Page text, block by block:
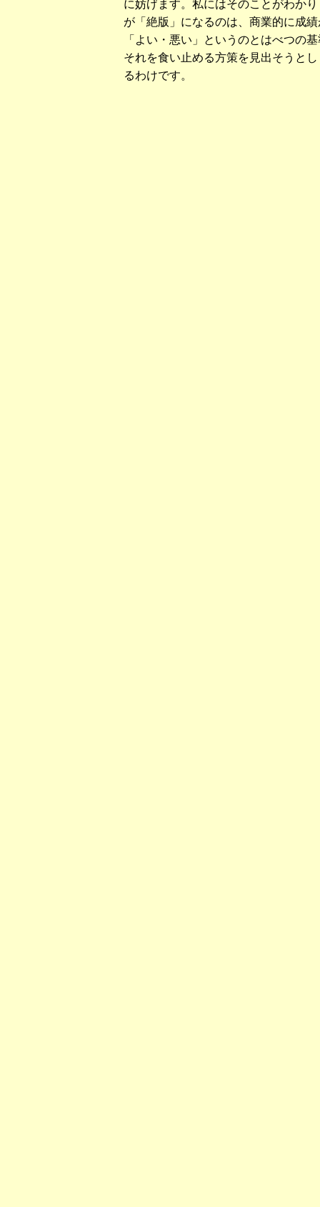
に妨げます。私にはそのことがわか
が「絶版」になるのは、商業的に成
「よい・悪い」というのとはべつの
それを食い止める方策を見出そうと
るわけです。